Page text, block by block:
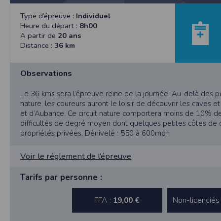
Type d’épreuve : Individuel
Heure du départ : 8h00
A partir de 20 ans
Distance : 36 km
Observations
Le 36 kms sera l’épreuve reine de la journée. Au-delà des
nature, les coureurs auront le loisir de découvrir les caves
et d’Aubance. Ce circuit nature comportera moins de 10%
difficultés de degré moyen dont quelques petites côtes de
propriétés privées. Dénivelé : 550 à 600md+
Voir le réglement de l’épreuve
Tarifs par personne :
FFA : 19,00 € Non-licenciés
et concernent, a minima, votre identifiant,
de mettre en œuvre un procédé
fonctionnelle sans l’acceptation de
bonne exécution de la prestation. Les
et Libertés. Nous vous informons que
particulière. Néanmoins, vos réponses
agrégées dans le but d’établir des
pourront être communiquées sur
demande en ce sens via l'email contact
Sécurité des données collectées
L'accès au serveur et à l'interface
organisationnelles appropriées ont été
peuvent accéder aux données
données personnelles du Participant,
Timepulse met à disposition des
ne pas les activer dans son événement.
Droit applicable
Tant le présent site que les modalités et
éventuelle, et après l’échec de toute
Pour toute question relative aux